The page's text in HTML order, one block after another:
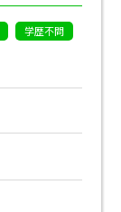
学歴不問